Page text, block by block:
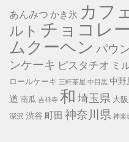
あんみつ かき氷 カフ
ルト チョコレ
ムクーヘン パウ
ンケーキ ピスタチオ ミ
ロールケーキ 三軒茶屋 中目黒 中野
道 南瓜 吉祥寺 和 埼玉県 大
深沢 渋谷 町田 神奈川県 神楽